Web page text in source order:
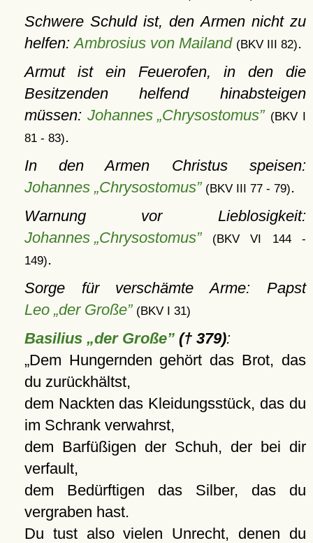
Schwere Schuld ist, den Armen nicht zu
helfen:Ambrosius von Mailand (BKV III 82).
Armut ist ein Feuerofen, in den die
Besitzenden helfend hinabsteigen
müssen:Johannes „Chrysostomus” (BKV I
81 - 83).
In den Armen Christus speisen:
Johannes „Chrysostomus” (BKV III 77 - 79).
Warnung vor Lieblosigkeit:
Johannes „Chrysostomus”
(BKV VI 144 -
149).
Sorge für verschämte Arme: Papst
Leo „der Große” (BKV I 31)
Basilius „der Große”(† 379):
Dem Hungernden gehört das Brot, das
du zurückhältst,
dem Nackten das Kleidungsstück, das du
im Schrank verwahrst,
dem Barfüßigen der Schuh, der bei dir
verfault,
dem Bedürftigen das Silber, das du
vergraben hast.
Du tust also vielen Unrecht, denen du